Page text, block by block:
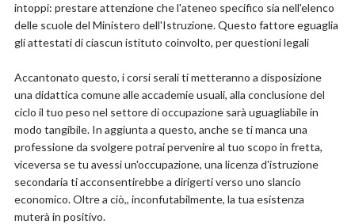
intoppi: prestare attenzione che l'ateneo specifico sia nell'elenco
delle scuole del Ministero dell'Istruzione. Questo fattore eguaglia
gli attestati di ciascun istituto coinvolto, per questioni legali
Accantonato questo, i corsi serali ti metteranno a disposizione
una didattica comune alle accademie usuali, alla conclusione del
ciclo il tuo peso nel settore di occupazione sarà uguagliabile in
modo tangibile. In aggiunta a questo, anche se ti manca una
professione da svolgere potrai pervenire al tuo scopo in fretta,
viceversa se tu avessi un'occupazione, una licenza d'istruzione
secondaria ti acconsentirebbe a dirigerti verso uno slancio
economico. Oltre a ciò,, inconfutabilmente, la tua esistenza
muterà in positivo.